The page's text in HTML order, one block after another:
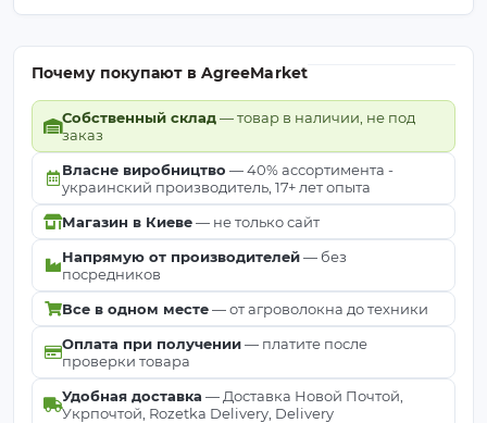
Почему покупают в AgreeMarket
Собственный склад— товар в наличии, не под
заказ
Власне виробництво — 40% ассортимента -
украинский производитель, 17+ лет опыта
Магазин в Киеве— не только сайт
Напрямую от производителей— без
посредников
Все в одном месте— от агроволокна до техники
Оплата при получении— платите после
проверки товара
Удобная доставка — Доставка Новой Почтой,
Укрпочтой, Rozetka Delivery, Delivery